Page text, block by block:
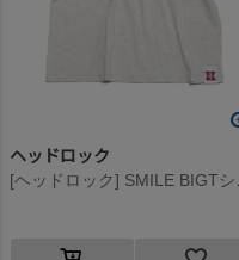
ヘッドロック